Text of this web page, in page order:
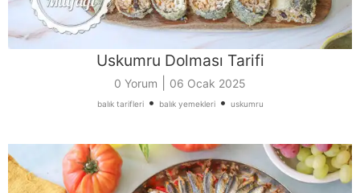
Uskumru Dolması Tarifi
0 Yorum 06 Ocak 2025
balık tarifleri• balık yemekleri• uskumru